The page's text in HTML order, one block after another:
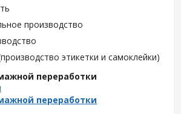
производство
этикетки и самоклейки)
переработки
переработки